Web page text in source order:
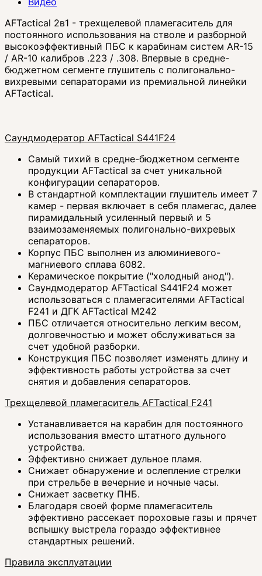
AFTactical 2в1 - трехщелевой пламегаситель для
постоянного использования на стволе и разборной
высокоэффективный ПБС к карабинам систем AR-15
/ AR-10 калибров .223 / .308. Впервые в средне-
бюджетном сегменте глушитель с полигонально-
вихревыми сепараторами из премиальной линейки
AFTactical.
Саундмодератор AFTactical S441F24
Самый тихий в средне-бюджетном сегменте
продукции AFTactical за счет уникальной
конфигурации сепараторов.
В стандартной комплектации глушитель имеет 7
камер - первая включает в себя пламегас, далее
пирамидальный усиленный первый и 5
взаимозаменяемых полигонально-вихревых
сепараторов.
Корпус ПБС выполнен из алюминиевого-
магниевого сплава 6082.
Керамическое покрытие ("холодный анод").
Саундмодератор AFTactical S441F24 может
использоваться с пламегасителями AFTactical
F241 и ДГК AFTactical М242
ПБС отличается относительно легким весом,
долговечностью и может обслуживаться за
счет удобной разборки.
Конструкция ПБС позволяет изменять длину и
эффективность работы устройства за счет
снятия и добавления сепараторов.
Трехщелевой пламегаситель AFTactical F241
Устанавливается на карабин для постоянного
использования вместо штатного дульного
устройства.
Эффективно снижает дульное пламя.
Снижает обнаружение и ослепление стрелки
при стрельбе в вечерние и ночные часы.
Снижает засветку ПНБ.
Благодаря своей форме пламегаситель
эффективно рассекает пороховые газы и прячет
вспышку выстрела гораздо эффективнее
стандартных решений.
Правила эксплуатации